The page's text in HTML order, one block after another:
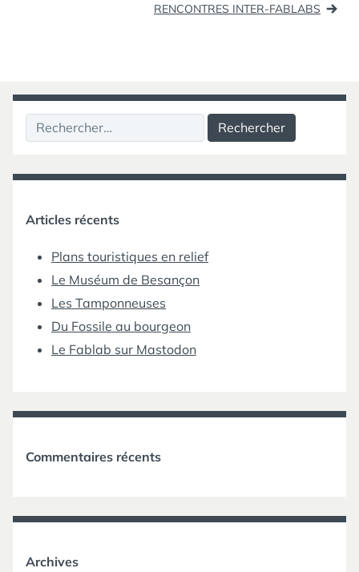
RENCONTRES INTER-FABLABS
Rechercher :
Articles récents
Plans touristiques en relief
Le Muséum de Besançon
Les Tamponneuses
Du Fossile au bourgeon
Le Fablab sur Mastodon
Commentaires récents
Archives